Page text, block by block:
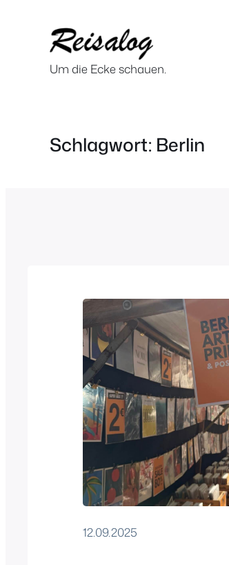
springenUm die Ecke schauen.
Schlagwort: Berlin
12.09.2025